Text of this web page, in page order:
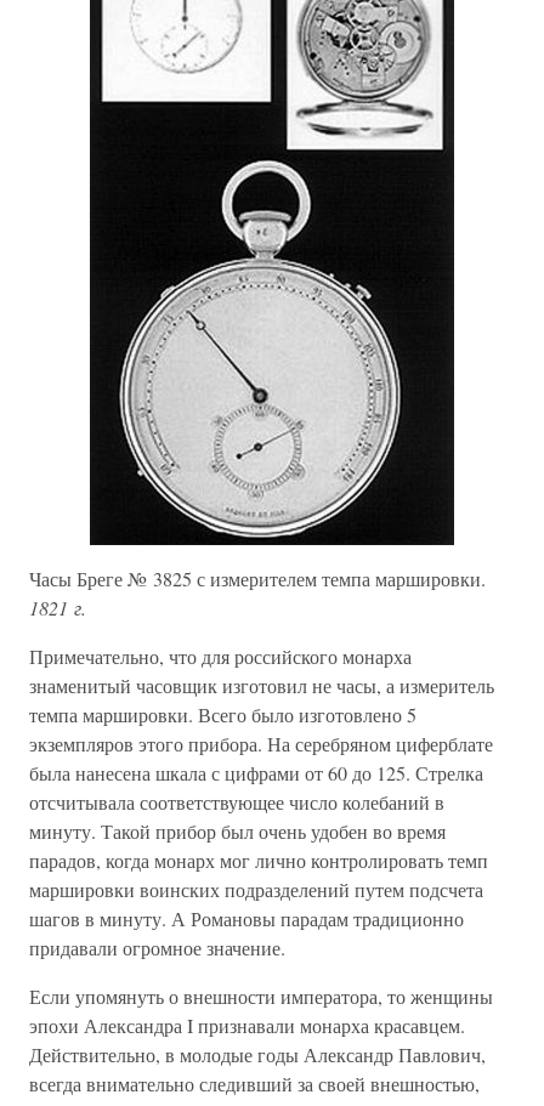
Часы Бреге № 3825 с измерителем темпа маршировки.
1821 г.
Примечательно, что для российского монарха
знаменитый часовщик изготовил не часы, а измеритель
темпа маршировки. Всего было изготовлено 5
экземпляров этого прибора. На серебряном циферблате
была нанесена шкала с цифрами от 60 до 125. Стрелка
отсчитывала соответствующее число колебаний в
минуту. Такой прибор был очень удобен во время
парадов, когда монарх мог лично контролировать темп
маршировки воинских подразделений путем подсчета
шагов в минуту. А Романовы парадам традиционно
придавали огромное значение.
Если упомянуть о внешности императора, то женщины
эпохи Александра I признавали монарха красавцем.
Действительно, в молодые годы Александр Павлович,
всегда внимательно следивший за своей внешностью,